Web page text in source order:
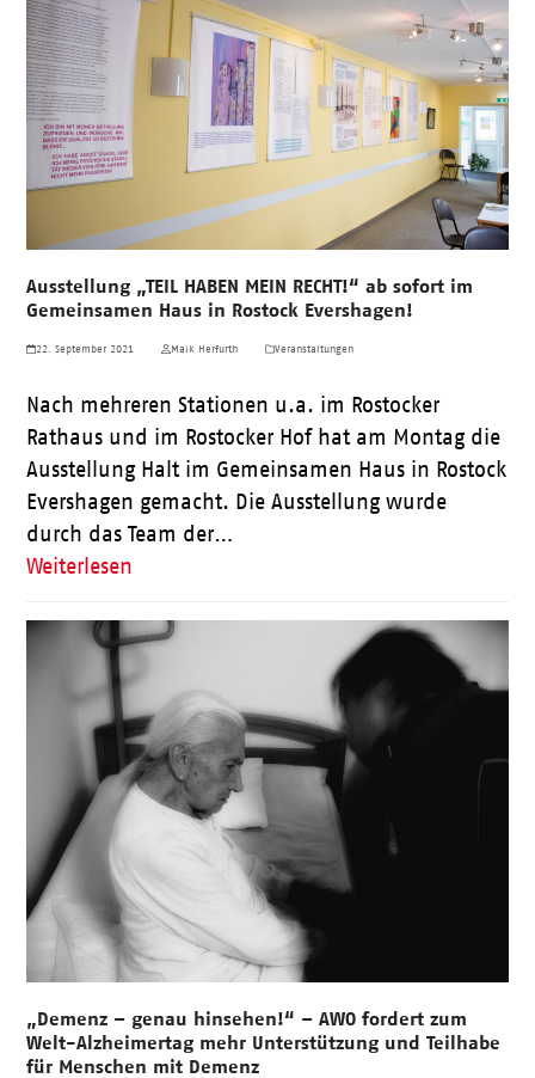
Ausstellung „TEIL HABEN MEIN RECHT!“ ab sofort im
Gemeinsamen Haus in Rostock Evershagen!
22. September 2021 Maik Herfurth Veranstaltungen
Nach mehreren Stationen u.a. im Rostocker
Rathaus und im Rostocker Hof hat am Montag die
Ausstellung Halt im Gemeinsamen Haus in Rostock
Evershagen gemacht. Die Ausstellung wurde
durch das Team der…
Weiterlesen
„Demenz – genau hinsehen!“ – AWO fordert zum
Welt-Alzheimertag mehr Unterstützung und Teilhabe
für Menschen mit Demenz